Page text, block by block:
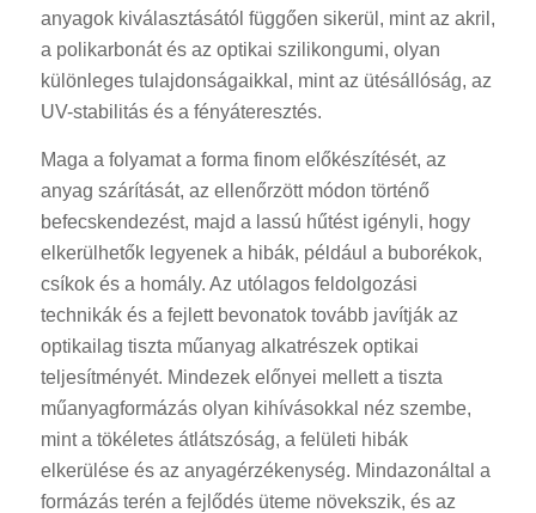
anyagok kiválasztásától függően sikerül, mint az akril,
a polikarbonát és az optikai szilikongumi, olyan
különleges tulajdonságaikkal, mint az ütésállóság, az
UV-stabilitás és a fényáteresztés.
Maga a folyamat a forma finom előkészítését, az
anyag szárítását, az ellenőrzött módon történő
befecskendezést, majd a lassú hűtést igényli, hogy
elkerülhetők legyenek a hibák, például a buborékok,
csíkok és a homály. Az utólagos feldolgozási
technikák és a fejlett bevonatok tovább javítják az
optikailag tiszta műanyag alkatrészek optikai
teljesítményét. Mindezek előnyei mellett a tiszta
műanyagformázás olyan kihívásokkal néz szembe,
mint a tökéletes átlátszóság, a felületi hibák
elkerülése és az anyagérzékenység. Mindazonáltal a
formázás terén a fejlődés üteme növekszik, és az